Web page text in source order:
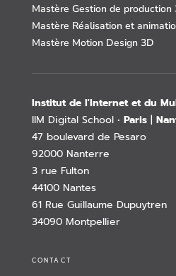
Mastère Gestion de production
Mastère Réalisation et
Mastère Motion Design 3D
Institut de l'Internet et du
IIM Digital School • Paris |
47 boulevard de Pesaro
92000 Nanterre
3 rue Fulton
44100 Nantes
61 Rue Guillaume Dupuytren
34090 Montpellier
CONTACT